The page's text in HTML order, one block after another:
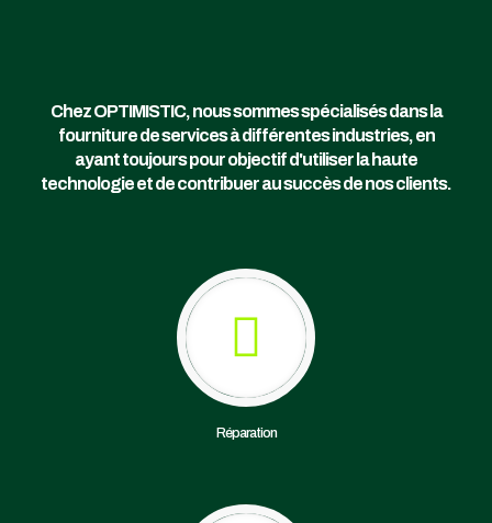
Chez OPTIMISTIC, nous sommes spécialisés dans la
fourniture de services à différentes industries, en
ayant toujours pour objectif d'utiliser la haute
technologie et de contribuer au succès de nos clients.
Réparation